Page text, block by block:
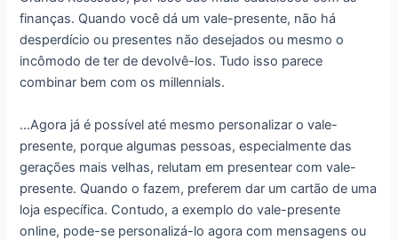
finanças. Quando você dá um vale-presente, não há
desperdício ou presentes não desejados ou mesmo o
incômodo de ter de devolvê-los. Tudo isso parece
combinar bem com os millennials.
…Agora já é possível até mesmo personalizar o vale-
presente, porque algumas pessoas, especialmente das
gerações mais velhas, relutam em presentear com vale-
presente. Quando o fazem, preferem dar um cartão de uma
loja específica. Contudo, a exemplo do vale-presente
online, pode-se personalizá-lo agora com mensagens ou